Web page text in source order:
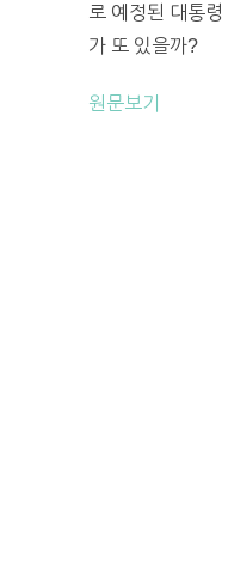
로 예정된 대통령
가 또 있을까?
원문보기